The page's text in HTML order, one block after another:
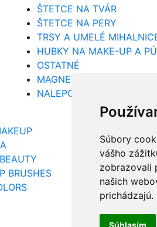
Súbory
vášho
zobrazovali
našich
prichádzajú.
Súhlasím
ŠTETCE NA TVÁR
ŠTETCE NA PERY
TRSY A UMELÉ
HUBKY NA MAKE-UP A
OSTATNÉ
MAGNETICKÉ PALETKY
NALEPOVACIE NECHTY
BRUSHES